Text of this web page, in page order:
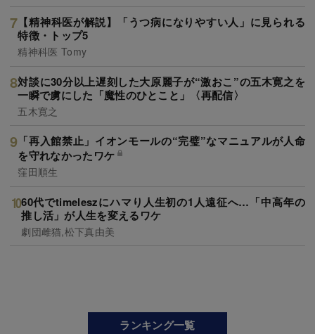
【精神科医が解説】「うつ病になりやすい人」に見られる
特徴・トップ5
精神科医 Tomy
対談に30分以上遅刻した大原麗子が“激おこ”の五木寛之を
一瞬で虜にした「魔性のひとこと」〈再配信〉
五木寛之
「再入館禁止」イオンモールの“完璧”なマニュアルが人命
を守れなかったワケ
窪田順生
60代でtimeleszにハマり人生初の1人遠征へ…「中高年の
推し活」が人生を変えるワケ
劇団雌猫,松下真由美
ランキング一覧